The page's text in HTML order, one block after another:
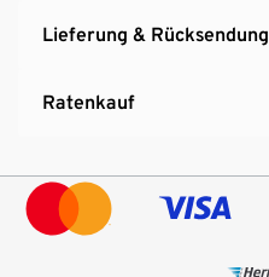
Lieferung & Rücksendung
Ratenkauf